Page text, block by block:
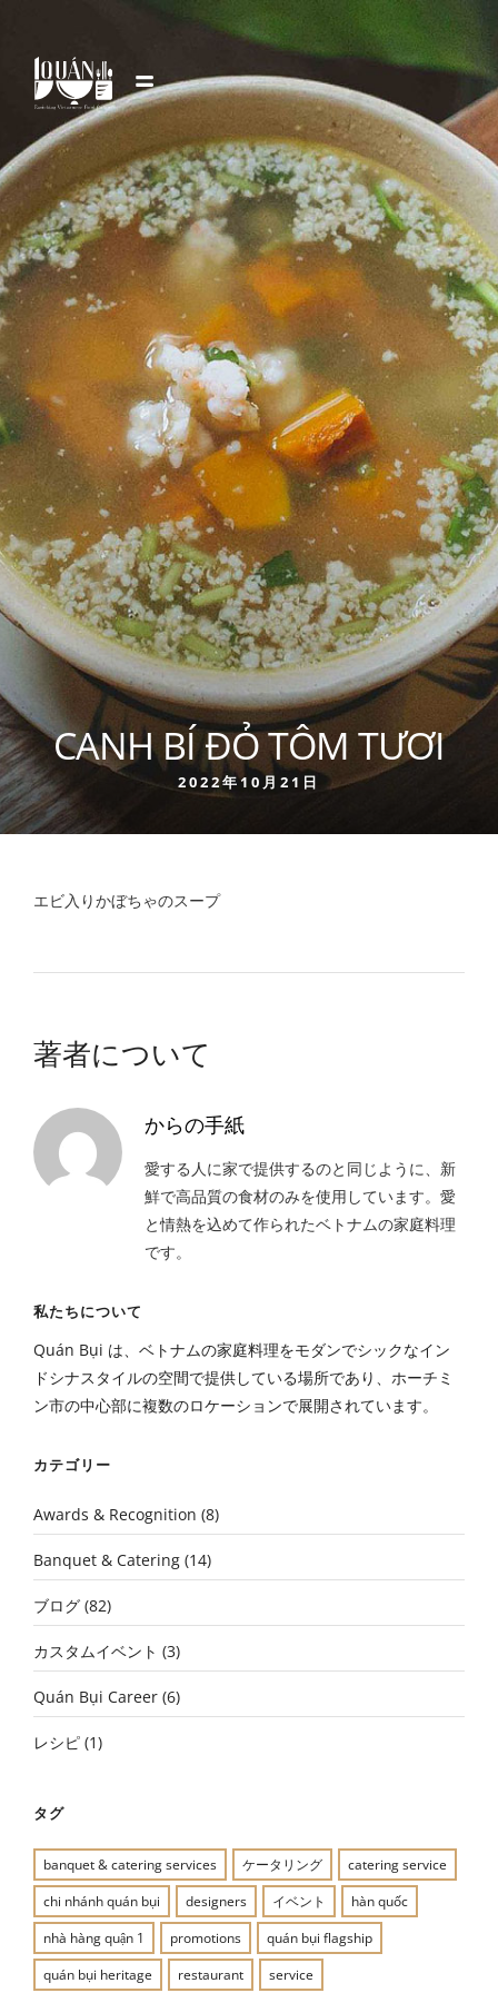
CANH BÍ ĐỎ TÔM TƯƠI
2022年10月21日
エビ入りかぼちゃのスープ
著者について
からの手紙
愛する人に家で提供するのと同じように、新
鮮で高品質の食材のみを使用しています。愛
と情熱を込めて作られたベトナムの家庭料理
です。
私たちについて
Quán Bụi は、ベトナムの家庭料理をモダンでシックなイン
ドシナスタイルの空間で提供している場所であり、ホーチミ
ン市の中心部に複数のロケーションで展開されています。
カテゴリー
Awards & Recognition (8)
Banquet & Catering (14)
ブログ (82)
カスタムイベント (3)
Quán Bụi Career (6)
レシピ (1)
タグ
banquet & catering services ケータリング
catering service
chi nhánh quán bụi
designers イベント
hàn quốc
nhà hàng quận 1
promotions
quán bụi flagship
quán bụi heritage
restaurant service